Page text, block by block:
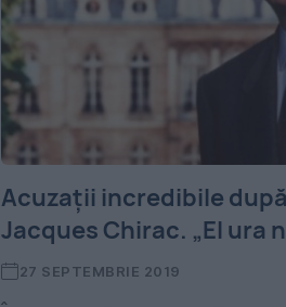
Acuzații incredibile
Jacques Chirac. „El ura
27 SEPTEMBRIE 2019